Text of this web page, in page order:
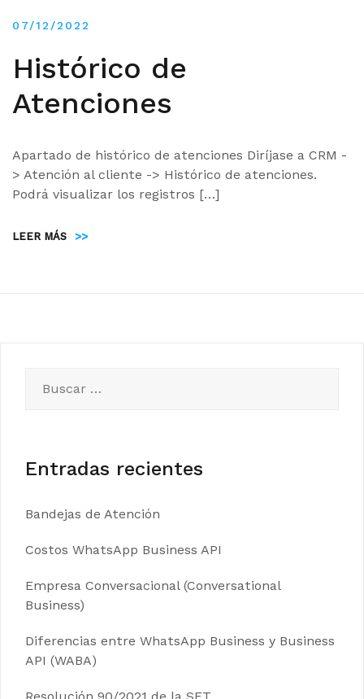
07/12/2022
Histórico de
Atenciones
Apartado de histórico de atenciones Diríjase a CRM -
> Atención al cliente -> Histórico de atenciones.
Podrá visualizar los registros […]
LEER MÁS >>
Entradas recientes
Bandejas de Atención
Costos WhatsApp Business API
Empresa Conversacional (Conversational
Business)
Diferencias entre WhatsApp Business y Business
API (WABA)